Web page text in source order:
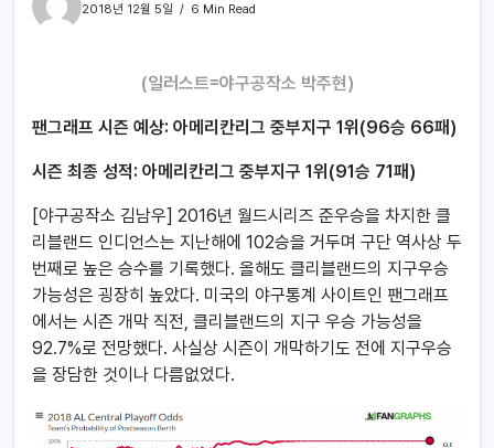
2018년 12월 5일
6 Min Read
(일러스트=야구공작소 박주현)
팬그래프 시즌 예상: 아메리칸리그 중부지구 1위(96승 66패)
시즌 최종 성적: 아메리칸리그 중부지구 1위(91승 71패)
[야구공작소 김남우] 2016년 월드시리즈 준우승을 차지한 클
리블랜드 인디언스는 지난해에 102승을 거두며 구단 역사상 두
번째로 높은 승수를 기록했다. 올해도 클리블랜드의 지구우승
가능성은 굉장히 높았다. 미국의 야구통계 사이트인 팬그래프
에서는 시즌 개막 직전, 클리블랜드의 지구 우승 가능성을
92.7%로 전망했다. 사실상 시즌이 개막하기도 전에 지구우승
을 장담한 것이나 다름없었다.